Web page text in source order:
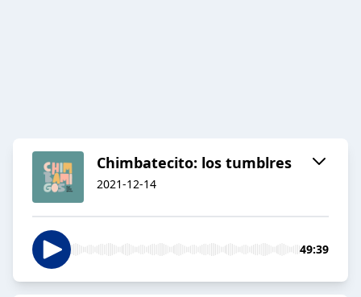
Chimbatecito: los tumblres
2021-12-14
49:39